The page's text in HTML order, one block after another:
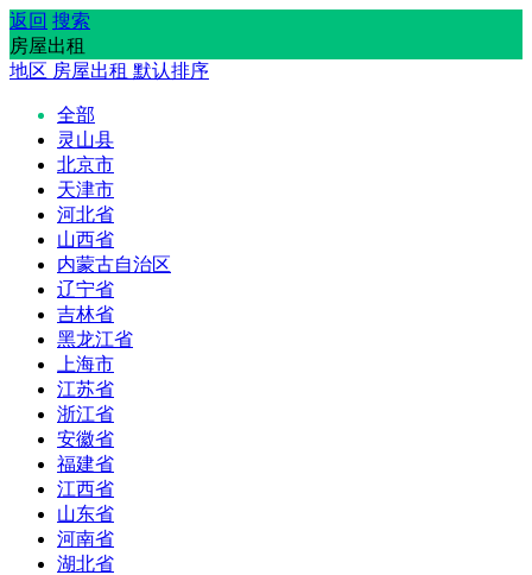
返回 搜索
房屋出租
地区 房屋出租 默认排序
全部
灵山县
北京市
天津市
河北省
山西省
内蒙古自治区
辽宁省
吉林省
黑龙江省
上海市
江苏省
浙江省
安徽省
福建省
江西省
山东省
河南省
湖北省